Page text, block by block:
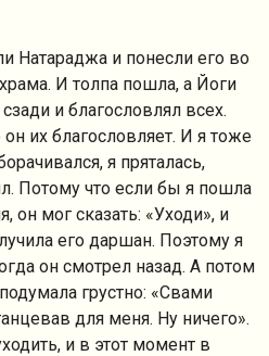
Натараджа и понесли его во
И толпа пошла, а Йоги
и благословлял всех.
их благословляет. И я тоже
я пряталась,
Потому что если бы я пошла
он мог сказать: «Уходи», и
его даршан. Поэтому я
он смотрел назад. А потом
грустно: «Свами
для меня. Ну ничего».
и в этот момент в